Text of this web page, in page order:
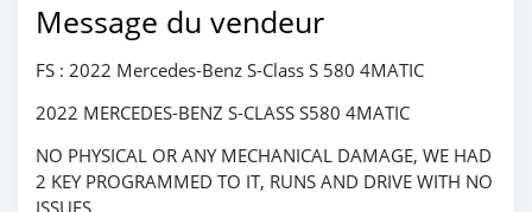
Message du vendeur
FS : 2022 Mercedes-Benz S-Class S 580 4MATIC
2022 MERCEDES-BENZ S-CLASS S580 4MATIC
NO PHYSICAL OR ANY MECHANICAL DAMAGE, WE HAD
2 KEY PROGRAMMED TO IT, RUNS AND DRIVE WITH NO
ISSUES .